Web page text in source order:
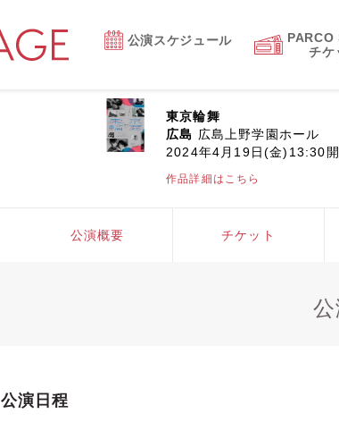
公演スケジュール
PARCO
チケ
東京輪舞
広島 広島上野学園ホール
2024年4月19日(金)13:30
作品詳細はこちら
公演概要 チケット
公演日程